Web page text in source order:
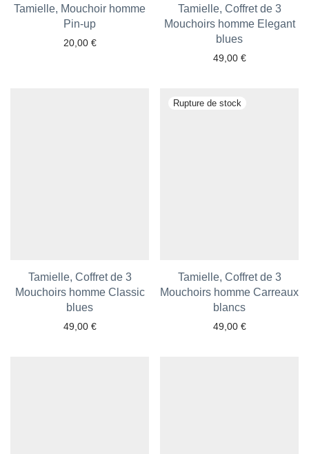
Tamielle, Mouchoir homme
Pin-up
20,00 €
Tamielle, Coffret de 3
Mouchoirs homme Elegant
blues
49,00 €
Tamielle, Coffret de 3
Mouchoirs homme Classic
blues
49,00 €
Tamielle, Coffret de 3
Mouchoirs homme Carreaux
blancs
49,00 €